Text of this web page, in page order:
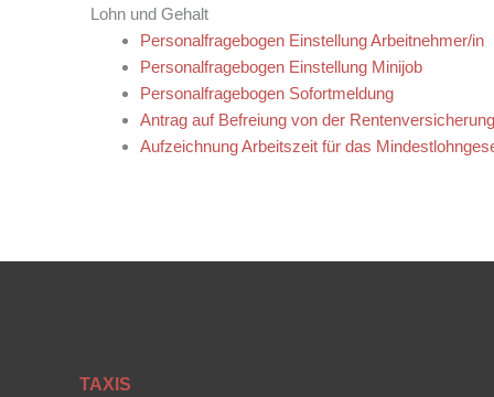
Lohn und Gehalt
Personalfragebogen Einstellung Arbeitnehmer/in
Personalfragebogen Einstellung Minijob
Personalfragebogen Sofortmeldung
Antrag auf Befreiung von der
Aufzeichnung Arbeitszeit für das
TAXIS